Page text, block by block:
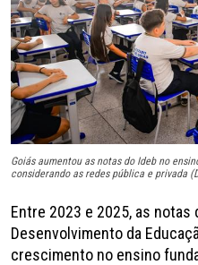
Goiás aumentou as notas do Ideb no
considerando as redes pública e privada
Entre 2023 e 2025, as notas
Desenvolvimento da
crescimento no ensino